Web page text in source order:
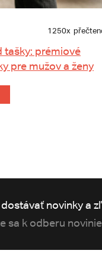
1250x
tašky: prémiové
pre mužov a ženy
novinky a
sa k odberu